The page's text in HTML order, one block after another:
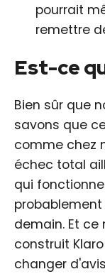
pourrait
remettre
Est-ce
Bien sûr que
savons que
comme chez
échec total
qui
demain. Et ce
construit
changer